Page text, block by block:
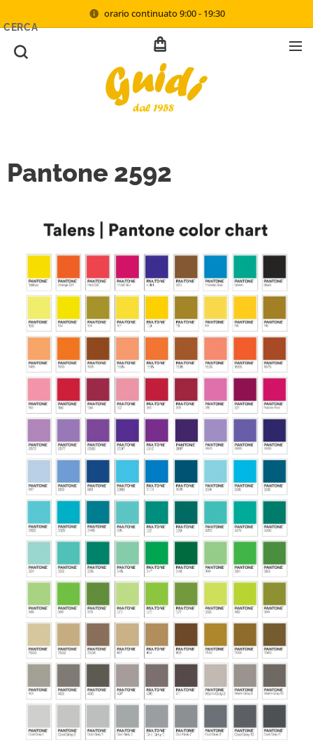
orario continuato 9:00 - 19:30
CERCA
Pantone 2592